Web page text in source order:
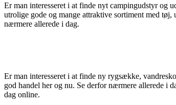
Er man interesseret i at finde nyt campingudstyr og
utrolige gode og mange attraktive sortiment med
nærmere allerede i dag.
Er man interesseret i at finde ny rygsække,
god handel her og nu. Se derfor nærmere allerede i
dag online.